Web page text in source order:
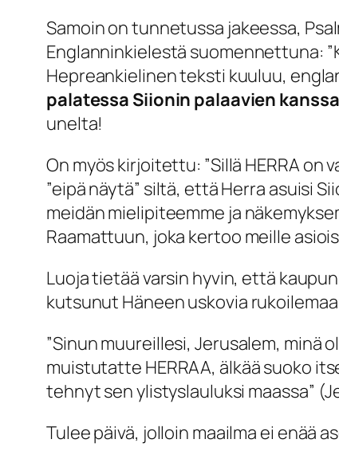
Samoin on tunnetussa jakeessa,
Englanninkielestä suomennettuna: ”
Hepreankielinen teksti kuuluu,
palatessa Siionin palaavien
unelta!
On myös kirjoitettu: ”Sillä HERRA on
”eipä näytä” siltä, että Herra asuisi
meidän mielipiteemme ja
Raamattuun, joka kertoo meille
Luoja tietää varsin hyvin, että
kutsunut Häneen uskovia
”Sinun muureillesi, Jerusalem, minä
muistutatte HERRAA, älkää suoko
tehnyt sen ylistyslauluksi maassa”
Tulee päivä, jolloin maailma ei enää